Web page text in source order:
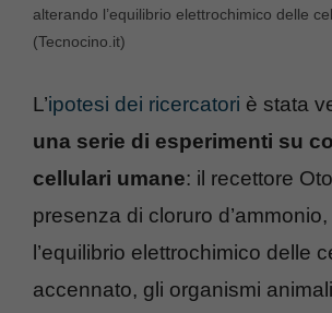
alterando l’equilibrio elettrochimico delle
(Tecnocino.it)
L’ipotesi dei ricercatori è stata
una serie di esperimenti su
cellulari umane: il recettore
presenza di cloruro
l’equilibrio elettrochimico delle
accennato, g li organismi